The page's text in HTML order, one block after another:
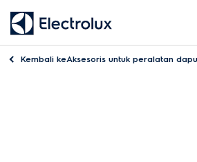
Kembali keAksesoris untuk peralatan